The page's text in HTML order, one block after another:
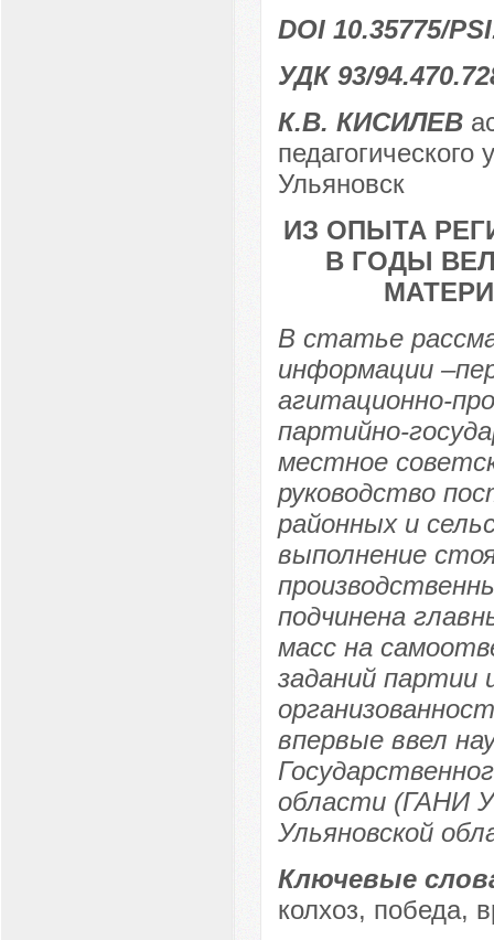
DOI 10.35775/
УДК 93/
К.В. КИСИЛЕВ
Ульяновск
ИЗ ОПЫТА
В ГОДЫ
В статье
информации
агитационно-
партийно-
местное
руководство
районных и
выполнение
подчинена
масс на
заданий партии
впервые ввел
области (ГАНИ
Ульяновской
Ключевые
колхоз, победа,